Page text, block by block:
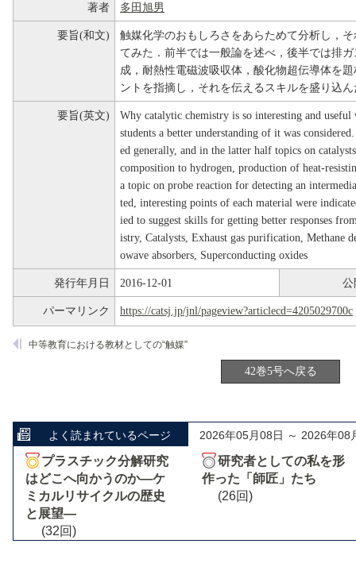
著者 多田旭男
要旨(和文)
触媒化学のおもしろさをあらためて分析し，
てみた．前半では一般論を述べ，後半では排
成，耐熱性電磁波吸収体，酸化物超伝導体を
ントを指摘し，それを伝えるスキルを盛り込
要旨(英文)
Why catalytic chemistry is so interesting and
students a better understanding of it was
ed generally, and in the latter half topics on
composition to hydrogen, production of heat-
a topic on probe reaction for detecting an
ted, interesting points of each material were
ied to suggest skills for getting better responses
istry, Catalysts, Exhaust gas purification, Methane
owave absorbers, Superconducting oxides
発行年月日 2016-12-01 公
パーマリンク https://catsj.jp/jnl/pageview?articlecd=4205029700c
中等教育における教材としての“触媒”
42巻5号へ戻る
よく読まれているページ 2026年05月08日 ～ 2026年08
プラスチック分解研究
はどこへ向かうのか―ケ
ミカルリサイクルの歴史
と展望―
(32回)
研究者としての私を形
作った「師匠」たち
(26回)